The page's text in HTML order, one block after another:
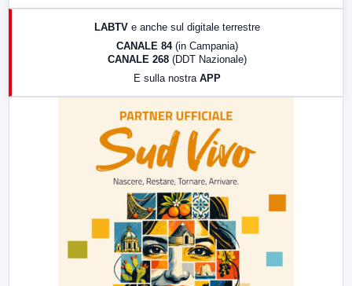
LABTV e anche sul digitale terrestre
CANALE 84 (in Campania)
CANALE 268 (DDT Nazionale)
E sulla nostra APP